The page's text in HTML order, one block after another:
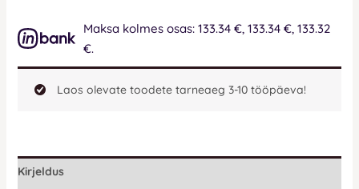
Maksa kolmes osas: 133.34 €, 133.34 €, 133.32
€.
Laos olevate toodete tarneaeg 3-10 tööpäeva!
Kirjeldus